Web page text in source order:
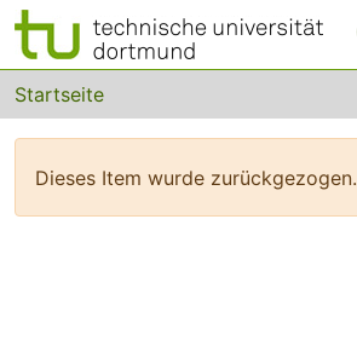
Bereiche & Sammlungen
Das gesamte Repositorium
FAQ
Startseite
Dieses Item wurde zurückgezogen.